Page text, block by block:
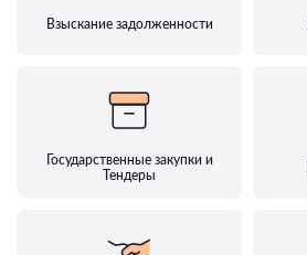
Взыскание задолженности
Государственные закупки и
Тендеры